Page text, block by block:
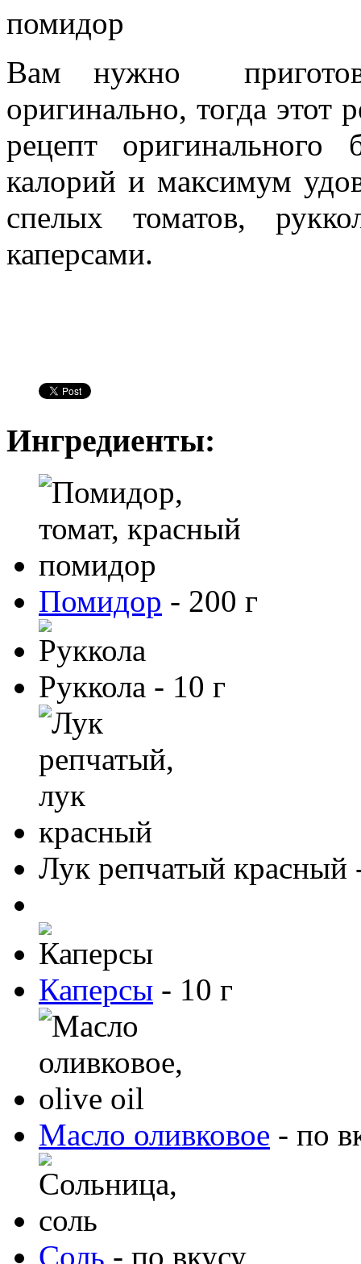
Вам нужно
оригинально, тогда
рецепт
калорий и максимум
спелых томатов,
каперсами.
Ингредиенты:
Помидор - 200 г
Руккола - 10 г
Лук репчатый красный
Каперсы - 10 г
Масло оливковое - по
Соль - по вкусу